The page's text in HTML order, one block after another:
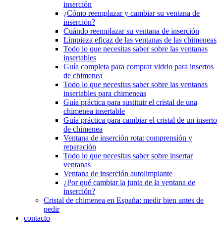
inserción
¿Cómo reemplazar y cambiar su ventana de
inserción?
Cuándo reemplazar su ventana de inserción
Limpieza eficaz de las ventanas de las chimeneas
Todo lo que necesitas saber sobre las ventanas
insertables
Guía completa para comprar vidrio para insertos
de chimenea
Todo lo que necesitas saber sobre las ventanas
insertables para chimeneas
Guía práctica para sustituir el cristal de una
chimenea insertable
Guía práctica para cambiar el cristal de un inserto
de chimenea
Ventana de inserción rota: comprensión y
reparación
Todo lo que necesitas saber sobre insertar
ventanas
Ventana de inserción autolimpiante
¿Por qué cambiar la junta de la ventana de
inserción?
Cristal de chimenea en España: medir bien antes de
pedir
contacto